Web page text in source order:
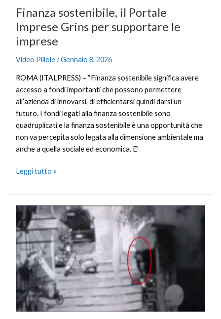
Finanza sostenibile, il Portale
Imprese Grins per supportare le
imprese
Video Pillole/Gennaio 8, 2026
ROMA (ITALPRESS) – “Finanza sostenibile significa avere
accesso a fondi importanti che possono permettere
all’azienda di innovarsi, di efficientarsi quindi darsi un
futuro. I fondi legati alla finanza sostenibile sono
quadruplicati e la finanza sostenibile è una opportunità che
non va percepita solo legata alla dimensione ambientale ma
anche a quella sociale ed economica. E’
Leggi tutto »
Finti
appartenenti
alle
forze
dell’ordine,
sette
arresti
per
truffe